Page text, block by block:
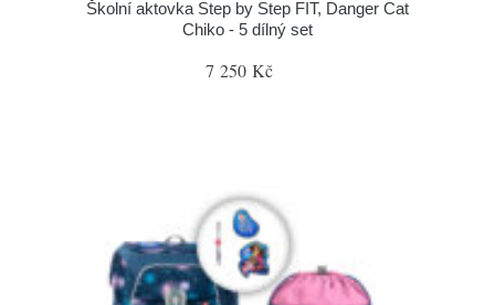
Školní aktovka Step by Step FIT, Danger Cat
Chiko - 5 dílný set
7 250 Kč